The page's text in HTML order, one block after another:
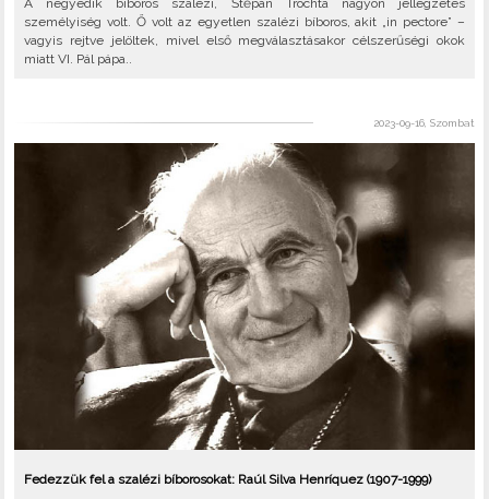
A negyedik bíboros szalézi, Štěpán Trochta nagyon jellegzetes
személyiség volt. Ő volt az egyetlen szalézi bíboros, akit „in pectore” –
vagyis rejtve jelöltek, mivel első megválasztásakor célszerűségi okok
miatt VI. Pál pápa..
2023-09-16, Szombat
Fedezzük fel a szalézi bíborosokat: Raúl Silva Henríquez (1907-1999)